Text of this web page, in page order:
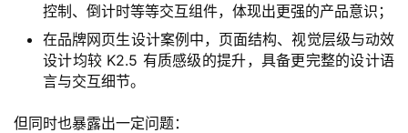
控制、倒计时等等交互组件，体现出更强的产品意识；
在品牌网页生设计案例中，页面结构、视觉层级与动效
设计均较 K2.5 有质感级的提升，具备更完整的设计语
言与交互细节。
但同时也暴露出一定问题：